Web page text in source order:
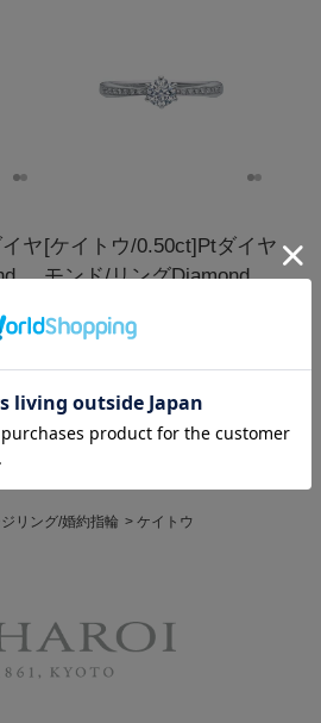
ヤ[ケイトウ/0.50ct]Ptダイヤ
モンド/リングDiamond
PT
リング/婚約指輪 > ケイトウ